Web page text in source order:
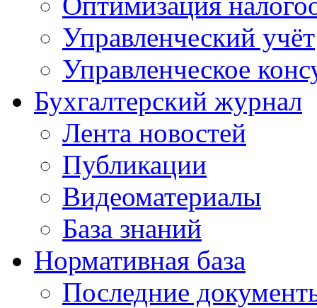
Управленческий учёт
Управленческое
Бухгалтерский журнал
Лента новостей
Публикации
Видеоматериалы
База знаний
Нормативная база
Последние